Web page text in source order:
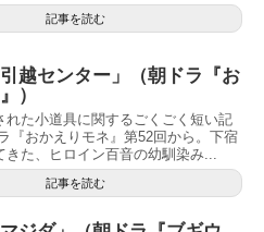
記事を読む
引越センター」（朝ドラ『お
）
れた小道具に関するごくごく短い記
『おかえりモネ』第52回から。下宿
きた、ヒロイン百音の幼馴染み...
記事を読む